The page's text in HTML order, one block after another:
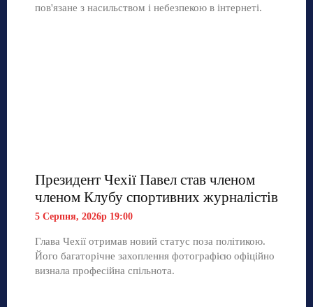
пов'язане з насильством і небезпекою в інтернеті.
Президент Чехії Павел став членом
членом Клубу спортивних журналістів
5 Серпня, 2026р 19:00
Глава Чехії отримав новий статус поза політикою.
Його багаторічне захоплення фотографією офіційно
визнала професійна спільнота.